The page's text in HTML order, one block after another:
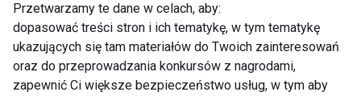
www.fit.pl
LEKI LECZENIE NADCIŚNIENIE ZDROWIE
Przetwarzamy te dane w celach, aby:
dopasować treści stron i ich tematykę, w tym tematykę
ukazujących się tam materiałów do Twoich zainteresowań
oraz do przeprowadzania konkursów z nagrodami,
zapewnić Ci większe bezpieczeństwo usług, w tym aby